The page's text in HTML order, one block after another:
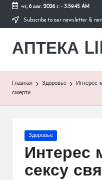
Перейти
содержимому
чт, 6 авг. 2026 г.- 3:59:46 AM
Subscribe to our newsletter &
АПТЕКА
сайт
Главная Здоровье
Интерес
смерти
Опубликовано
Здоровье
Интерес
сексу